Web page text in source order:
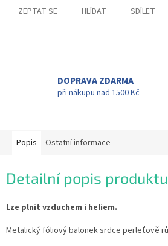
ZEPTAT SE HLÍDAT SDÍLET
DOPRAVA ZDARMA
při nákupu nad 1500 Kč
Popis Ostatní informace
Detailní popis produktu
Lze plnit vzduchem i heliem.
Metalický fóliový balonek srdce perleťově